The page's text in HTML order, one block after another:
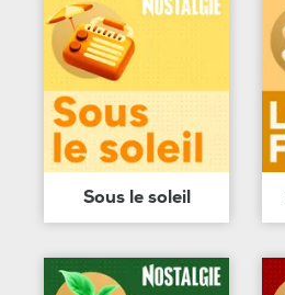
Sous le soleil